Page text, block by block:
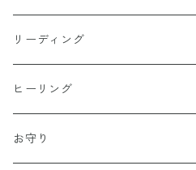
リーディング
波動
ヒーリング
お守り